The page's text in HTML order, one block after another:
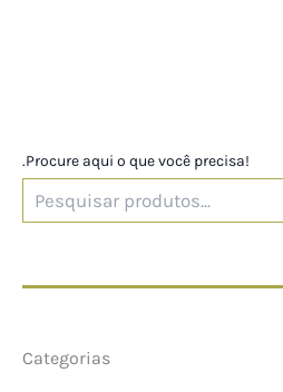
.Procure aqui o que você precisa!
Categorias